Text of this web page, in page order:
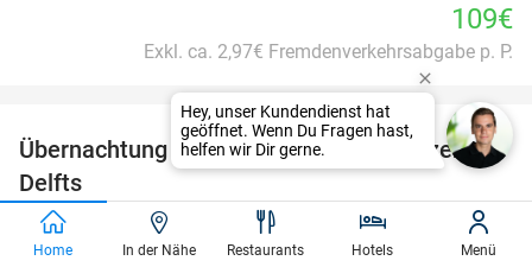
109€
Exkl. ca. 2,97€ Fremdenverkehrsabgabe p. P.
41%
Übernachtung für 2 + Frühstück im Herzen
Delfts
Bridges House Hotel 8.4
Delft
Home In der Nähe Restaurants Hotels Menü